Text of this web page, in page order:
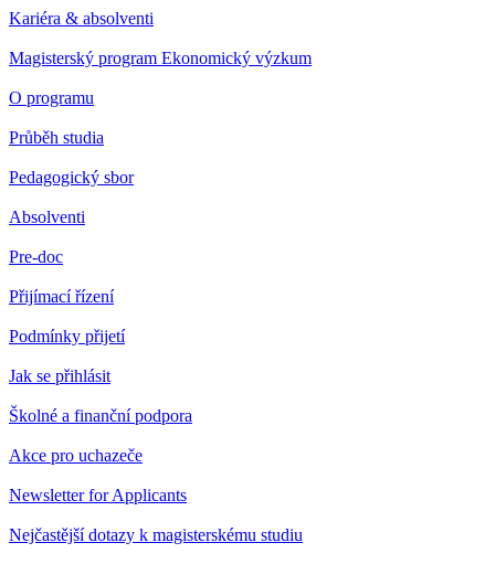
Kariéra & absolventi
Magisterský program Ekonomický výzkum
O programu
Průběh studia
Pedagogický sbor
Absolventi
Pre-doc
Přijímací řízení
Podmínky přijetí
Jak se přihlásit
Školné a finanční podpora
Akce pro uchazeče
Newsletter for Applicants
Nejčastější dotazy k magisterskému studiu